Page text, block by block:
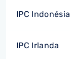
IPC Indonésia
IPC Irlanda